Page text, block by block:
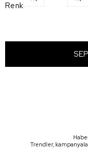
Renk
Trendler,